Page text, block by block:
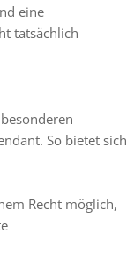
eine
tatsächlich
So bietet sich
Recht möglich,